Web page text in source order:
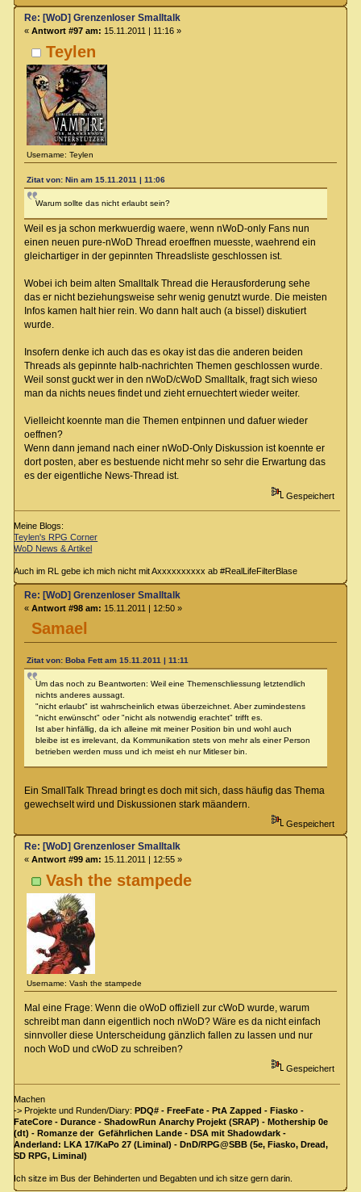
Teylen
Username: Teylen
Re: [WoD] Grenzenloser Smalltalk
« Antwort #97 am: 15.11.2011 | 11:16 »
Zitat von: Nin am 15.11.2011 | 11:06
Warum sollte das nicht erlaubt sein?
Weil es ja schon merkwuerdig waere, wenn nWoD-only Fans nun
einen neuen pure-nWoD Thread eroeffnen muesste, waehrend ein
gleichartiger in der gepinnten Threadsliste geschlossen ist.
Wobei ich beim alten Smalltalk Thread die Herausforderung sehe
das er nicht beziehungsweise sehr wenig genutzt wurde. Die meisten
Infos kamen halt hier rein. Wo dann halt auch (a bissel) diskutiert
wurde.
Insofern denke ich auch das es okay ist das die anderen beiden
Threads als gepinnte halb-nachrichten Themen geschlossen wurde.
Weil sonst guckt wer in den nWoD/cWoD Smalltalk, fragt sich wieso
man da nichts neues findet und zieht ernuechtert wieder weiter.
Vielleicht koennte man die Themen entpinnen und dafuer wieder
oeffnen?
Wenn dann jemand nach einer nWoD-Only Diskussion ist koennte er
dort posten, aber es bestuende nicht mehr so sehr die Erwartung das
es der eigentliche News-Thread ist.
Gespeichert
Meine Blogs:
Teylen's RPG Corner
WoD News & Artikel
Auch im RL gebe ich mich nicht mit Axxxxxxxxxx ab #RealLifeFilterBlase
Samael
Re: [WoD] Grenzenloser Smalltalk
« Antwort #98 am: 15.11.2011 | 12:50 »
Zitat von: Boba Fett am 15.11.2011 | 11:11
Um das noch zu Beantworten: Weil eine Themenschliessung letztendlich
nichts anderes aussagt.
"nicht erlaubt" ist wahrscheinlich etwas überzeichnet. Aber zumindestens
"nicht erwünscht" oder "nicht als notwendig erachtet" trifft es.
Ist aber hinfällig, da ich alleine mit meiner Position bin und wohl auch
bleibe ist es irrelevant, da Kommunikation stets von mehr als einer Person
betrieben werden muss und ich meist eh nur Mitleser bin.
Ein SmallTalk Thread bringt es doch mit sich, dass häufig das Thema
gewechselt wird und Diskussionen stark mäandern.
Gespeichert
Vash the stampede
Username: Vash the stampede
Re: [WoD] Grenzenloser Smalltalk
« Antwort #99 am: 15.11.2011 | 12:55 »
Mal eine Frage: Wenn die oWoD offiziell zur cWoD wurde, warum
schreibt man dann eigentlich noch nWoD? Wäre es da nicht einfach
sinnvoller diese Unterscheidung gänzlich fallen zu lassen und nur
noch WoD und cWoD zu schreiben?
Gespeichert
Machen
-> Projekte und Runden/Diary:PDQ# - FreeFate - PtA Zapped - Fiasko -
FateCore - Durance - ShadowRun Anarchy Projekt (SRAP) - Mothership 0e
(dt) - Romanze der Gefährlichen Lande - DSA mit Shadowdark -
Anderland: LKA 17/KaPo 27 (Liminal) - DnD/RPG@SBB (5e, Fiasko, Dread,
SD RPG, Liminal)
Ich sitze im Bus der Behinderten und Begabten und ich sitze gern darin.